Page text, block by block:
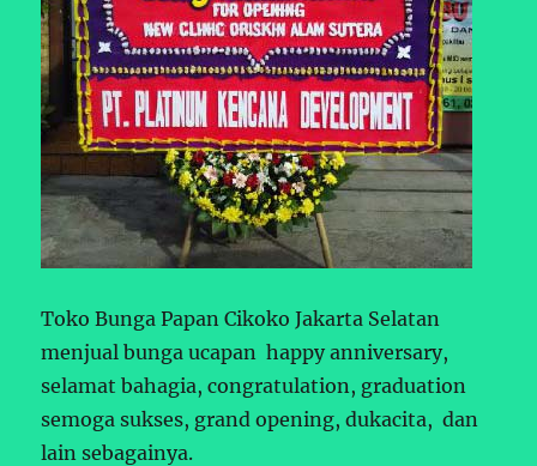
Toko Bunga Papan Cikoko Jakarta Selatan
menjual bunga ucapan happy anniversary,
selamat bahagia, congratulation, graduation
semoga sukses, grand opening, dukacita, dan
lain sebagainya.